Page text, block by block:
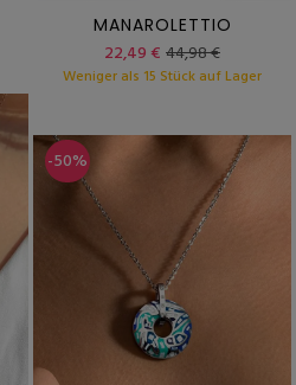
MANAROLETTIO
22,49 € 44,98 €
Weniger als 15 Stück auf Lager
-50%